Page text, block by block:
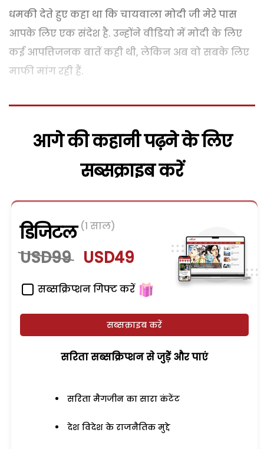
धमकी देते हुए कहा था कि चायवाला मोदी जी मेरे पास
आपके लिए एक संदेश है. उन्होंने वीडियो में मोदी के लिए
कई आपत्तिजनक बातें कही थी, लेकिन अब वो सबके लिए
माफी मांग रही हैं.
आगे की कहानी पढ़ने के लिए
सब्सक्राइब करें
डिजिटल (1 साल)
USD99 USD49
सब्सक्रिप्शन गिफ्ट करें
सब्सक्राइब करें
सरिता सब्सक्रिप्शन से जुड़ेें और पाएं
सरिता मैगजीन का सारा कंटेंट
देश विदेश के राजनैतिक मुद्दे